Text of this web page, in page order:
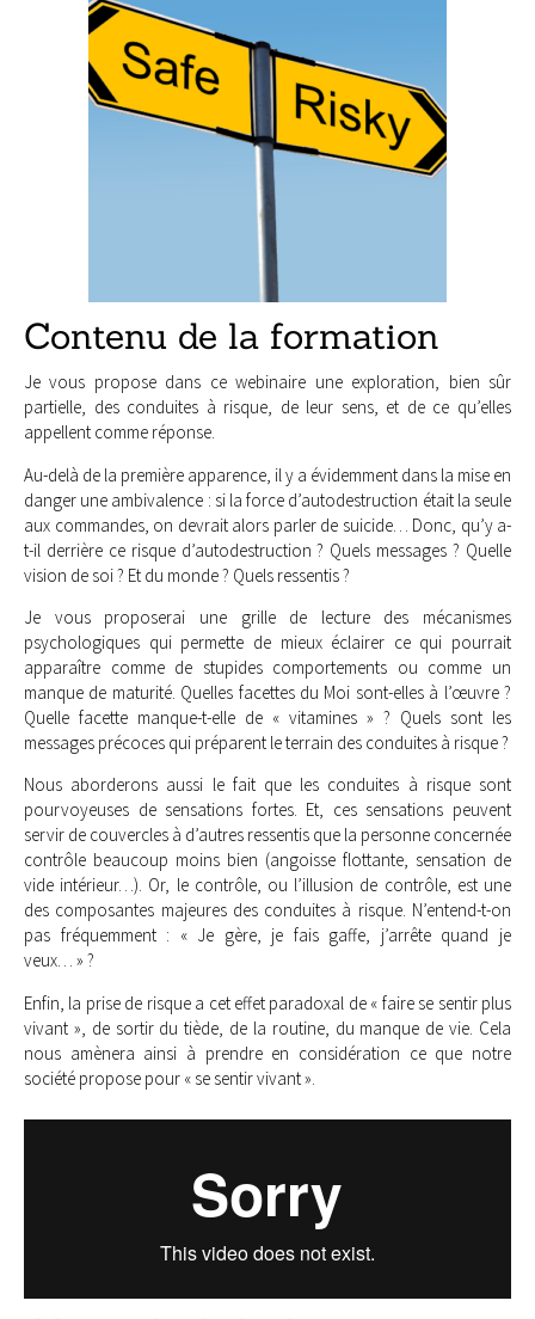
Contenu de la formation
Je vous propose dans ce webinaire une exploration, bien sûr
partielle, des conduites à risque, de leur sens, et de ce qu’elles
appellent comme réponse.
Au-delà de la première apparence, il y a évidemment dans la mise en
danger une ambivalence : si la force d’autodestruction était la seule
aux commandes, on devrait alors parler de suicide… Donc, qu’y a-
t-il derrière ce risque d’autodestruction ? Quels messages ? Quelle
vision de soi ? Et du monde ? Quels ressentis ?
Je vous proposerai une grille de lecture des mécanismes
psychologiques qui permette de mieux éclairer ce qui pourrait
apparaître comme de stupides comportements ou comme un
manque de maturité. Quelles facettes du Moi sont-elles à l’œuvre ?
Quelle facette manque-t-elle de « vitamines » ? Quels sont les
messages précoces qui préparent le terrain des conduites à risque ?
Nous aborderons aussi le fait que les conduites à risque sont
pourvoyeuses de sensations fortes. Et, ces sensations peuvent
servir de couvercles à d’autres ressentis que la personne concernée
contrôle beaucoup moins bien (angoisse flottante, sensation de
vide intérieur…). Or, le contrôle, ou l’illusion de contrôle, est une
des composantes majeures des conduites à risque. N’entend-t-on
pas fréquemment : « Je gère, je fais gaffe, j’arrête quand je
veux… » ?
Enfin, la prise de risque a cet effet paradoxal de « faire se sentir plus
vivant », de sortir du tiède, de la routine, du manque de vie. Cela
nous amènera ainsi à prendre en considération ce que notre
société propose pour « se sentir vivant ».